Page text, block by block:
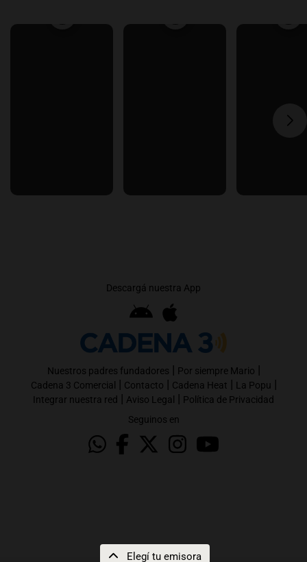
Elegí tu emisora
Descargá nuestra App
Nuestros padres fundadores | Por siempre Mario |
Cadena 3 Comercial | Contacto | Cadena Heat | La Popu |
Integrar nuestra red | Aviso Legal | Política de Privacidad
Seguinos en